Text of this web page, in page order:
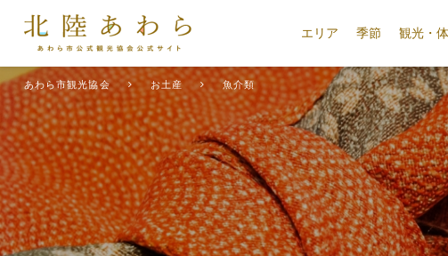
エリア 季節 観光・
あわら市観光協会 お土産 魚介類